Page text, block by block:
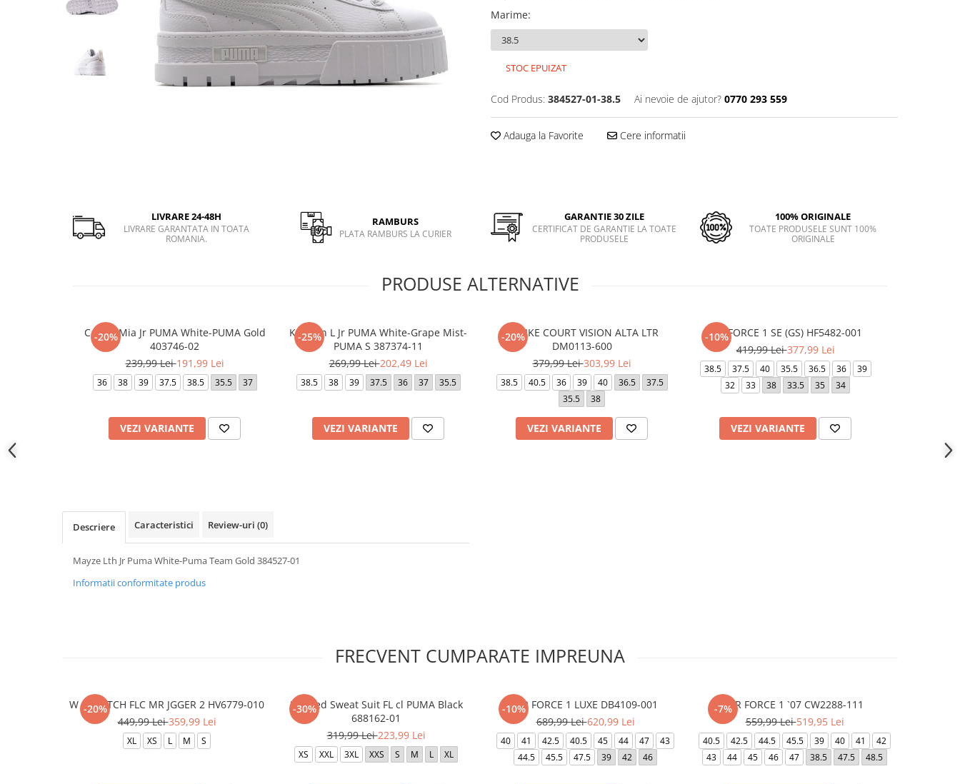
Slapi barbati
Sandale & Slapi copii
Marime:
STOC EPUIZAT
Cod Produs: 384527-01-38.5 Ai nevoie de ajutor? 0770 293 559
Adauga la Favorite Cere informatii
LIVRARE 24-48H
LIVRARE GARANTATA IN TOATA
ROMANIA.
RAMBURS
PLATA RAMBURS LA CURIER
GARANTIE 30 ZILE
CERTIFICAT DE GARANTIE LA TOATE
PRODUSELE
100% ORIGINALE
TOATE PRODUSELE SUNT 100%
ORIGINALE
PRODUSE ALTERNATIVE
-20%
Carina Mia Jr PUMA White-PUMA Gold
403746-02
239,99 Lei191,99 Lei
36 38 39 37.5 38.5 35.5 37
VEZI VARIANTE
-25%
Karmen L Jr PUMA White-Grape Mist-
PUMA S 387374-11
269,99 Lei202,49 Lei
38.5 38 39 37.5 36 37 35.5
VEZI VARIANTE
-20%
W NIKE COURT VISION ALTA LTR
DM0113-600
379,99 Lei303,99 Lei
38.5 40.5 36 39 40 36.5
37.5
35.5
38
VEZI VARIANTE
-10%
AIR FORCE 1 SE (GS) HF5482-001
419,99 Lei377,99 Lei
38.5 37.5 40 35.5 36.5 36
39
32
33 38 33.5 35 34
VEZI VARIANTE
Descriere Caracteristici Review-uri (0)
Mayze Lth Jr Puma White-Puma Team Gold 384527-01
Informatii conformitate produs
FRECVENT CUMPARATE IMPREUNA
-20%
W NSW TCH FLC MR JGGER 2 HV6779-010
449,99 Lei359,99 Lei
XL XS L M S
-30%
Hooded Sweat Suit FL cl PUMA Black
688162-01
319,99 Lei223,99 Lei
XS XXL 3XL XXS S M L XL
-10%AIR FORCE 1 LUXE DB4109-001
689,99 Lei620,99 Lei
40 41 42.5 40.5 45 44 47
43
44.5
45.5 47.5 39 42 46
-7%AIR FORCE 1 `07 CW2288-111
559,99 Lei519,95 Lei
40.5 42.5 44.5 45.5 39 40 41
42
43
44 45 46 47 38.5 47.5 48.5